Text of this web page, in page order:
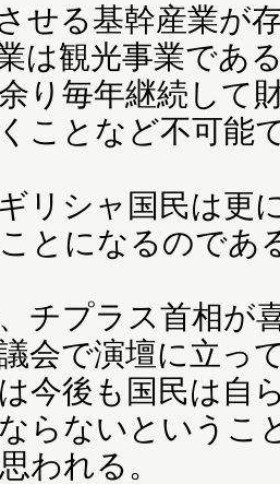
せる基幹産業が
は観光事業であ
り毎年継続して
ことなど不可能
リシャ国民は更
とになるのであ
チプラス首相が
会で演壇に立っ
今後も国民は自
らないというこ
われる。